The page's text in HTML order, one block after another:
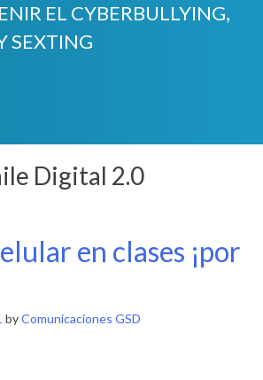
EL CYBERBULLYING,
SEXTING
Digital 2.0
en clases ¡por
byComunicaciones GSD